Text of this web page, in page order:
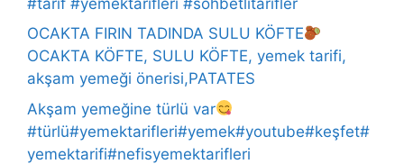
OCAKTA FIRIN TADINDA SULU KÖFTE
OCAKTA KÖFTE, SULU KÖFTE, yemek tarifi,
akşam yemeği önerisi,PATATES
Akşam yemeğine türlü var
#türlü#yemektarifleri#yemek#youtube#keşfet#
yemektarifi#nefisyemektarifleri